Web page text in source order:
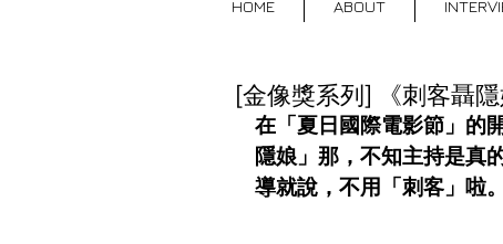
HOME ABOUT
[金像獎系列] 《刺客聶
在「夏日國際電影節」的
隱娘」那，不知主持是真
導就說，不用「刺客」啦